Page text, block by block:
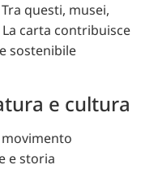
questi, musei,
carta contribuisce
sostenibile
e cultura
e storia